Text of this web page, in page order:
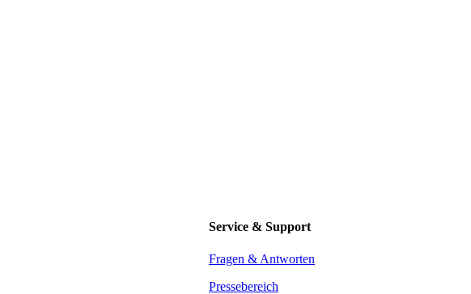
Service & Support
Fragen & Antworten
Pressebereich